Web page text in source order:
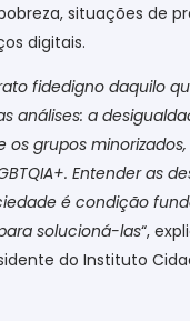
situações de
digitais.
fidedigno daquilo
análises: a
os grupos
Entender as
é condição
solucioná-las“,
do Instituto